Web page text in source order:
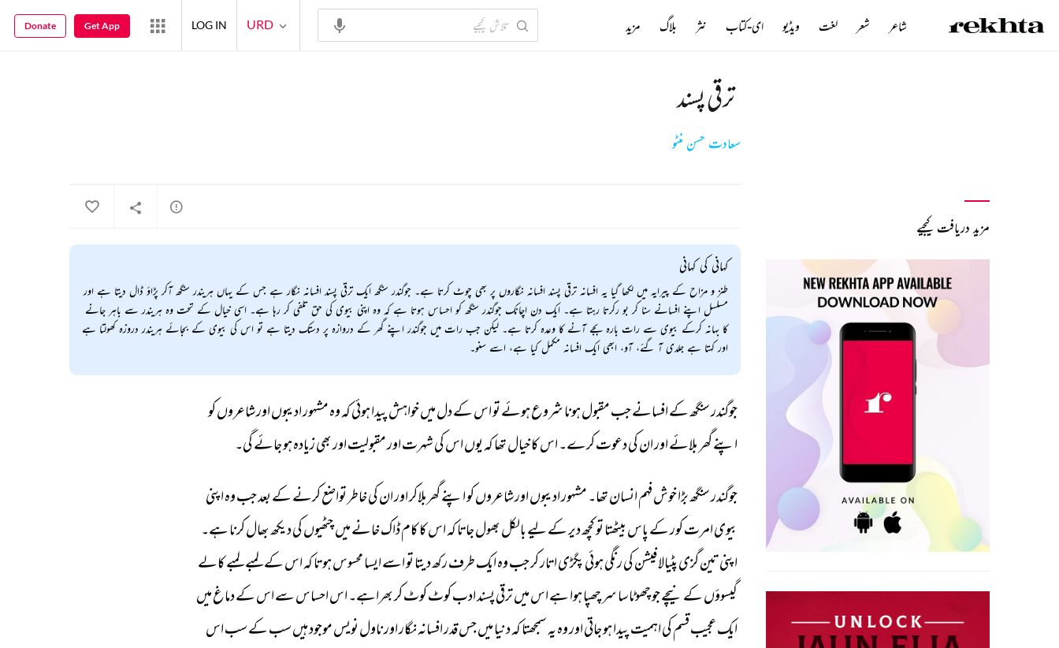
ترقی پسند
سعادت حسن منٹو
کہانی کی کہانی
طنز و مزاح کے پیرایہ میں لکھا گیا یہ افسانہ ترقی پسند افسانہ نگاروں پر بھی چوٹ کرتا ہے۔ جوگندر سنگھ ایک ترقی پسند افسانہ نگار ہے جس کے یہاں ہریندر سنگھ آکر پڑاؤ ڈال دیتا ہے اور
مسلسل اپنے افسانے سنا کر بو رکرتا رہتا ہے۔ ایک دن اچانک جوگندر سنگھ کو احساس ہوتا ہے کہ وہ اپنی بیوی کی حق تلفی کر رہا ہے۔ اسی خیال کے تحت وہ ہریندر سے باہر جانے
کا بہانہ کرکے بیوی سے رات بارہ بجے آنے کا وعدہ کرتا ہے۔ لیکن جب رات میں جوگندر اپنے گھر کے دروازہ پر دستک دیتا ہے تو اس کی بیوی کے بجائے ہریندر دروزہ کھولتا ہے
اور کہتا ہے جلدی آ گئے، آو، ابھی ایک افسانہ مکمل کیا ہے، اسے سنو۔
جوگندر سنگھ کے افسانے جب مقبول ہونا شروع ہوئے تو اس کے دل میں خواہش پیدا ہوئی کہ وہ مشہور ادیبوں اور شاعروں کو
اپنے گھر بلائے اور ان کی دعوت کرے۔ اس کا خیال تھا کہ یوں اس کی شہرت اور مقبولیت اور بھی زیادہ ہو جائے گی۔
جوگندر سنگھ بڑا خوش فہم انسان تھا۔ مشہور ادیبوں اور شاعروں کو اپنے گھربلاکر اور ان کی خاطر تواضع کرنے کے بعد جب وہ اپنی
بیوی امرت کور کے پاس بیٹھتا تو کچھ دیر کے لیے بالکل بھول جاتا کہ اس کا کام ڈاک خانے میں چٹھیوں کی دیکھ بھال کرنا ہے۔
اپنی تین گزی پٹیالا فیشن کی رنگی ہوئی پگڑی اتار کر جب وہ ایک طرف رکھ دیتا تو اسے ایسا محسوس ہوتا کہ اس کے لمبے لمبے کالے
گیسوؤں کے نیچے جو چھوٹا سا سر چھپا ہوا ہے اس میں ترقی پسند ادب کوٹ کوٹ کر بھراہے۔ اس احساس سے اس کے دماغ میں
ایک عجیب قسم کی اہمیت پیدا ہو جاتی اور وہ یہ سمجھتا کہ دنیا میں جس قدر افسانہ نگار اور ناول نویس موجود ہیں سب کے سب اس
مزید دریافت کیجیے
شاعر شعر لغت ویڈیو ای-کتاب نثر بلاگ مزید URD
LOG IN
Get App
Donate